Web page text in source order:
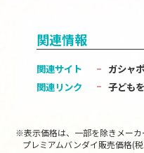
関連情報
関連サイト
ガシャ
関連リンク
子ども
※表示価格は、一部を除きメーカ
プレミアムバンダイ販売価格(税